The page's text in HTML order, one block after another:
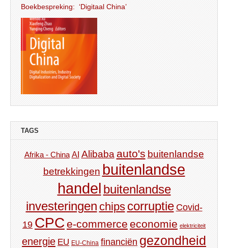
Boekbespreking: ‘Digitaal China’
TAGS
Afrika - China AI Alibaba auto's buitenlandse
betrekkingen buitenlandse
handel buitenlandse
investeringen chips corruptie Covid-
19 CPC e-commerce economie elektriciteit
energie EU EU-China financiën gezondheid